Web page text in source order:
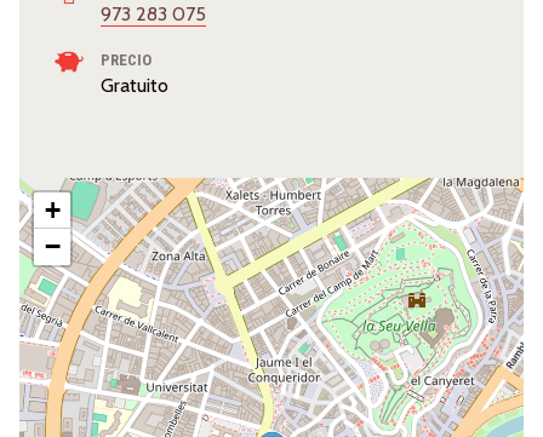
973 283 075
PRECIO
Gratuito
+
−